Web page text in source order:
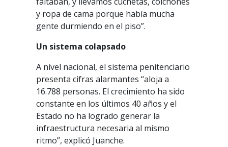
y ropa de cama porque había mucha
gente durmiendo en el piso”.
Un sistema colapsado
A nivel nacional, el sistema penitenciario
presenta cifras alarmantes “aloja a
16.788 personas. El crecimiento ha sido
constante en los últimos 40 años y el
Estado no ha logrado generar la
infraestructura necesaria al mismo
ritmo”, explicó Juanche.